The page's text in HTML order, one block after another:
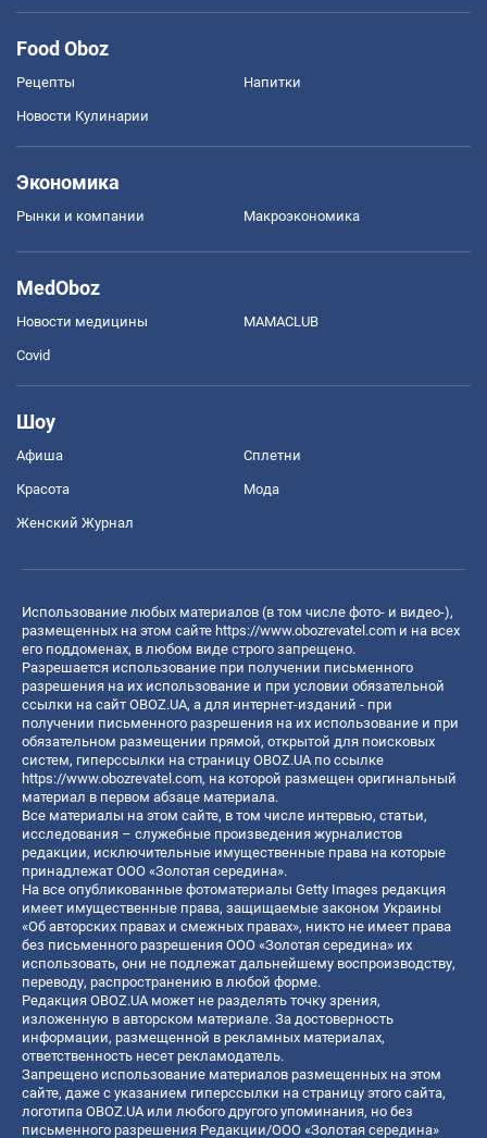
Food Oboz
Рецепты Напитки
Новости Кулинарии
Экономика
Рынки и компании Mакроэкономика
MedOboz
Новости медицины MAMACLUB
Covid
Шоу
Афиша Сплетни
Красота Мода
Женский Журнал
Использование любых материалов (в том числе фото- и видео-),
размещенных на этом сайте https://www.obozrevatel.com и на всех
его поддоменах, в любом виде строго запрещено.
Разрешается использование при получении письменного
разрешения на их использование и при условии обязательной
ссылки на сайт OBOZ.UA, а для интернет-изданий - при
получении письменного разрешения на их использование и при
обязательном размещении прямой, открытой для поисковых
систем, гиперссылки на страницу OBOZ.UA по ссылке
https://www.obozrevatel.com, на которой размещен оригинальный
материал в первом абзаце материала.
Все материалы на этом сайте, в том числе интервью, статьи,
исследования – служебные произведения журналистов
редакции, исключительные имущественные права на которые
принадлежат ООО «Золотая середина».
На все опубликованные фотоматериалы Getty Images редакция
имеет имущественные права, защищаемые законом Украины
«Об авторских правах и смежных правах», никто не имеет права
без письменного разрешения ООО «Золотая середина» их
использовать, они не подлежат дальнейшему воспроизводству,
переводу, распространению в любой форме.
Редакция OBOZ.UA может не разделять точку зрения,
изложенную в авторском материале. За достоверность
информации, размещенной в рекламных материалах,
ответственность несет рекламодатель.
Запрещено использование материалов размещенных на этом
сайте, даже с указанием гиперссылки на страницу этого сайта,
логотипа OBOZ.UA или любого другого упоминания, но без
письменного разрешения Редакции/ООО «Золотая середина»